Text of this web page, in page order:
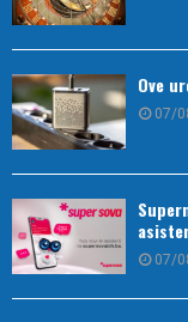
Ove
07/
07/